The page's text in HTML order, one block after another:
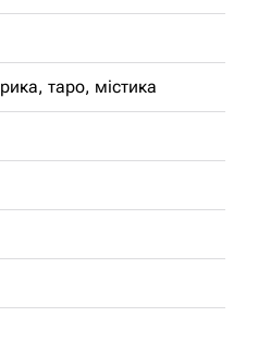
таро, містика